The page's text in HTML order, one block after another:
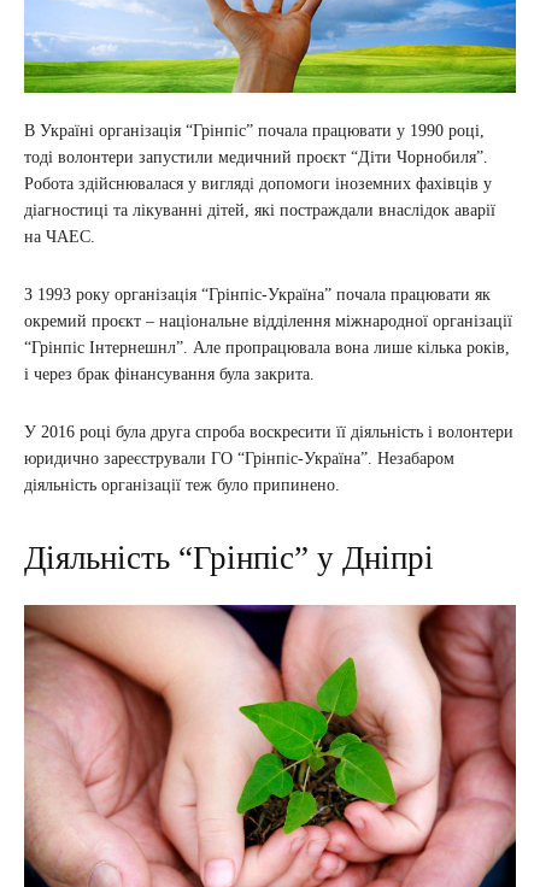
В Україні організація “Грінпіс” почала працювати у 1990 році,
тоді волонтери запустили медичний проєкт “Діти Чорнобиля”.
Робота здійснювалася у вигляді допомоги іноземних фахівців у
діагностиці та лікуванні дітей, які постраждали внаслідок аварії
на ЧАЕС.
З 1993 року організація “Грінпіс-Україна” почала працювати як
окремий проєкт – національне відділення міжнародної організації
“Грінпіс Інтернешнл”. Але пропрацювала вона лише кілька років,
і через брак фінансування була закрита.
У 2016 році була друга спроба воскресити її діяльність і волонтери
юридично зареєстрували ГО “Грінпіс-Україна”. Незабаром
діяльність організації теж було припинено.
Діяльність “Грінпіс” у Дніпрі